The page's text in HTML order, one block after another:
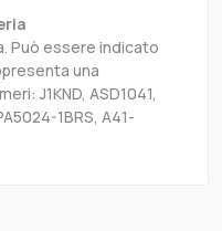
Può essere indicato
una
J1KND, ASD1041,
1BRS, A41-